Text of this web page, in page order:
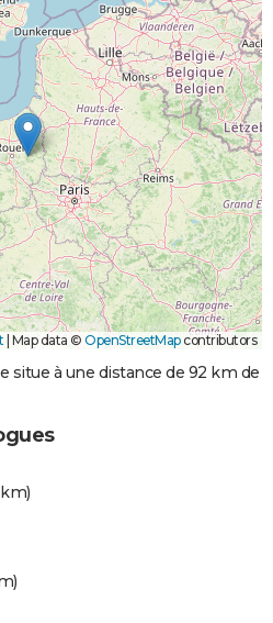
Map data © OpenStreetMapcontributors
situe à une distance de 92 km de
km)